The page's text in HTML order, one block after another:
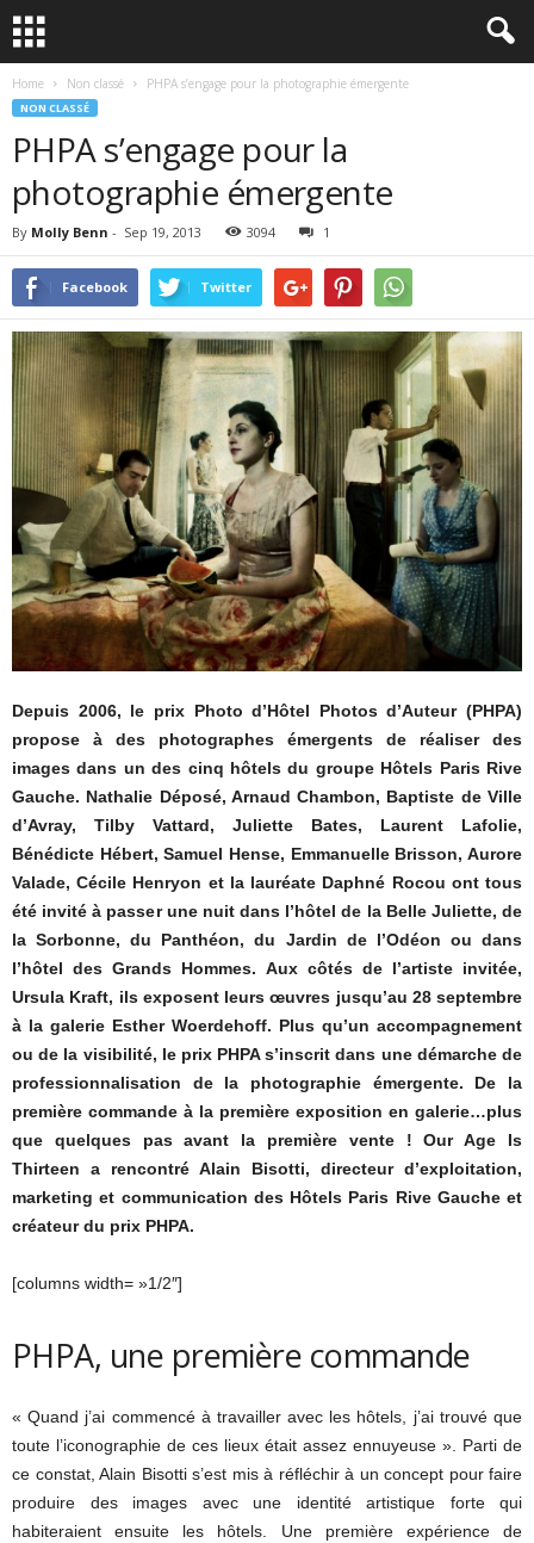
Home Non classé PHPA s’engage pour la photographie émergente
NON CLASSÉ
PHPA s’engage pour la
photographie émergente
By Molly Benn - Sep 19, 2013 3094 1
Facebook Twitter
Depuis 2006, le prix Photo d’Hôtel Photos d’Auteur (PHPA)
propose à des photographes émergents de réaliser des
images dans un des cinq hôtels du groupe Hôtels Paris Rive
Gauche. Nathalie Déposé, Arnaud Chambon, Baptiste de Ville
d’Avray, Tilby Vattard, Juliette Bates, Laurent Lafolie,
Bénédicte Hébert, Samuel Hense, Emmanuelle Brisson, Aurore
Valade, Cécile Henryon et la lauréate Daphné Rocou ont tous
été invité à passer une nuit dans l’hôtel de la Belle Juliette, de
la Sorbonne, du Panthéon, du Jardin de l’Odéon ou dans
l’hôtel des Grands Hommes. Aux côtés de l’artiste invitée,
Ursula Kraft, ils exposent leurs œuvres jusqu’au 28 septembre
à la galerie Esther Woerdehoff. Plus qu’un accompagnement
ou de la visibilité, le prix PHPA s’inscrit dans une démarche de
professionnalisation de la photographie émergente. De la
première commande à la première exposition en galerie…plus
que quelques pas avant la première vente ! Our Age Is
Thirteen a rencontré Alain Bisotti, directeur d’exploitation,
marketing et communication des Hôtels Paris Rive Gauche et
créateur du prix PHPA.
[columns width= »1/2″]
PHPA, une première commande
« Quand j’ai commencé à travailler avec les hôtels, j’ai trouvé que
toute l’iconographie de ces lieux était assez ennuyeuse ». Parti de
ce constat, Alain Bisotti s’est mis à réfléchir à un concept pour faire
produire des images avec une identité artistique forte qui
habiteraient ensuite les hôtels. Une première expérience de